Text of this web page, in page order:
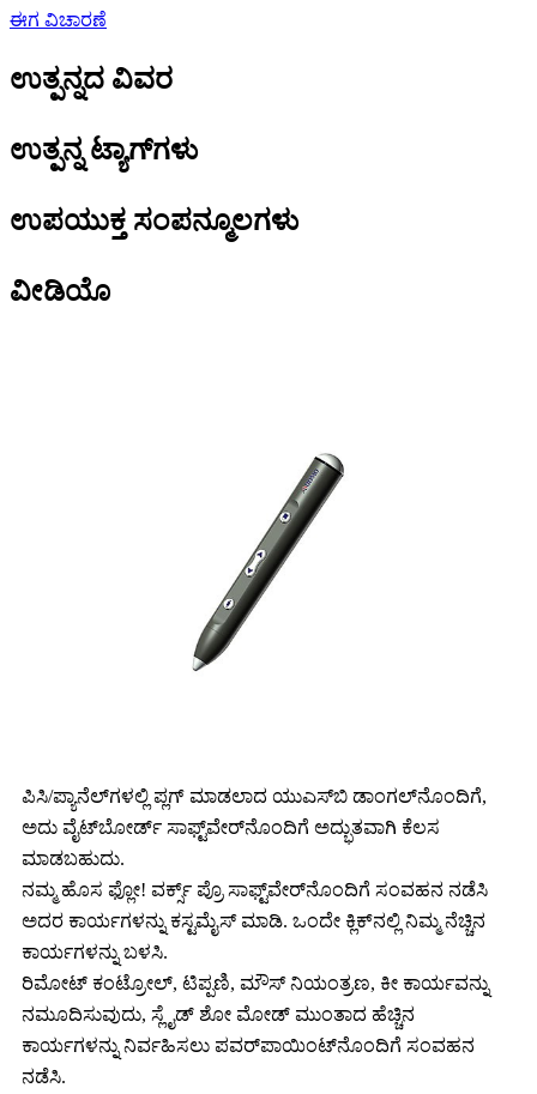
ಈಗ ವಿಚಾರಣೆ
ಉತ್ಪನ್ನದ ವಿವರ
ಉತ್ಪನ್ನ ಟ್ಯಾಗ್‌ಗಳು
ಉಪಯುಕ್ತ ಸಂಪನ್ಮೂಲಗಳು
ವೀಡಿಯೊ
ಪಿಸಿ/ಪ್ಯಾನೆಲ್‌ಗಳಲ್ಲಿ ಪ್ಲಗ್ ಮಾಡಲಾದ ಯುಎಸ್‌ಬಿ ಡಾಂಗಲ್‌ನೊಂದಿಗೆ,
ಅದು ವೈಟ್‌ಬೋರ್ಡ್ ಸಾಫ್ಟ್‌ವೇರ್‌ನೊಂದಿಗೆ ಅದ್ಭುತವಾಗಿ ಕೆಲಸ
ಮಾಡಬಹುದು.
ನಮ್ಮ ಹೊಸ ಫ್ಲೋ! ವರ್ಕ್ಸ್ ಪ್ರೊ ಸಾಫ್ಟ್‌ವೇರ್‌ನೊಂದಿಗೆ ಸಂವಹನ ನಡೆಸಿ
ಅದರ ಕಾರ್ಯಗಳನ್ನು ಕಸ್ಟಮೈಸ್ ಮಾಡಿ. ಒಂದೇ ಕ್ಲಿಕ್‌ನಲ್ಲಿ ನಿಮ್ಮ ನೆಚ್ಚಿನ
ಕಾರ್ಯಗಳನ್ನು ಬಳಸಿ.
ರಿಮೋಟ್ ಕಂಟ್ರೋಲ್, ಟಿಪ್ಪಣಿ, ಮೌಸ್ ನಿಯಂತ್ರಣ, ಕೀ ಕಾರ್ಯವನ್ನು
ನಮೂದಿಸುವುದು, ಸ್ಲೈಡ್ ಶೋ ಮೋಡ್ ಮುಂತಾದ ಹೆಚ್ಚಿನ
ಕಾರ್ಯಗಳನ್ನು ನಿರ್ವಹಿಸಲು ಪವರ್‌ಪಾಯಿಂಟ್‌ನೊಂದಿಗೆ ಸಂವಹನ
ನಡೆಸಿ.